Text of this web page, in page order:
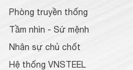
Phòng truyền thống
Tầm nhìn - Sứ mệnh
Nhân sự chủ chốt
Hệ thống VNSTEEL